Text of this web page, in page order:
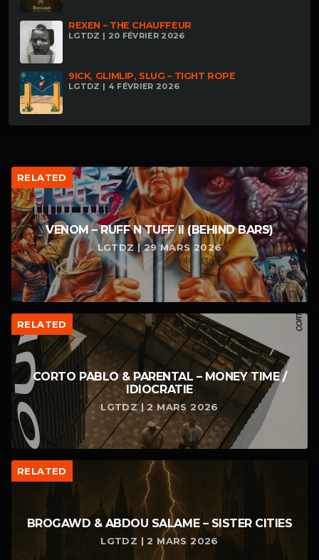
REXEN – THE CHAUFFEUR
LGTDZ | 20 FÉVRIER 2026
9ICK, GLIMLIP, SLUG – TIGHT ROPE
LGTDZ | 4 FÉVRIER 2026
RELATED
VENOM – RUFF N TUFF II (BEHIND BARS)
LGTDZ | 29 MARS 2026
RELATED
CORTO PABLO & PARENTAL – MONEY TIME /
IDIOCRATIE
LGTDZ | 2 MARS 2026
RELATED
BROGAWD & ABDOU SALAME – SISTER CITIES
LGTDZ | 2 MARS 2026